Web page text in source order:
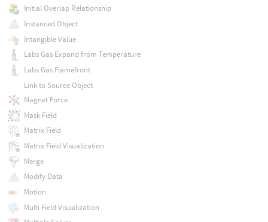
Initial Overlap Relationship
Instanced Object
Intangible Value
Labs Gas Expand from Temperature
Labs Gas Flamefront
Link to Source Object
Magnet Force
Mask Field
Matrix Field
Matrix Field Visualization
Merge
Modify Data
Motion
Multi Field Visualization